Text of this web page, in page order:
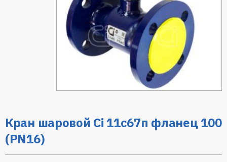
Кран шаровой Ci 11с67п фланец 100
(PN16)